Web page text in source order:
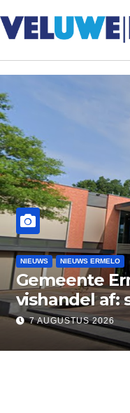
NIEUWS NIEUWS
Brand
aan
7 AUGUSTUS